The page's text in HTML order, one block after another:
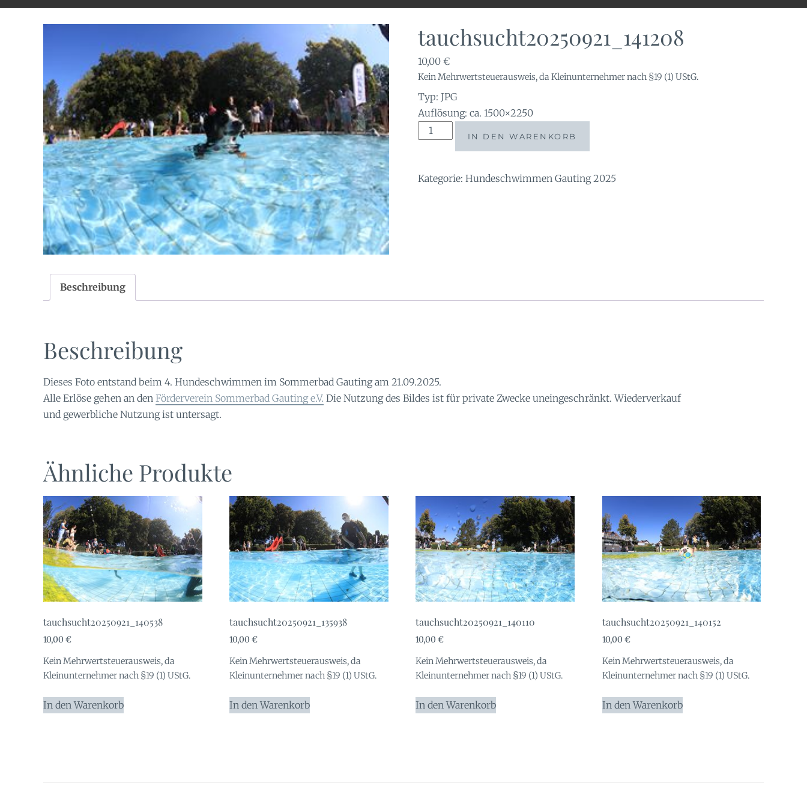
tauchsucht20250921_141208
10,00 €
Kein Mehrwertsteuerausweis, da Kleinunternehmer nach §19 (1) UStG.
Typ: JPG
Auflösung: ca. 1500×2250
tauchsucht20250921_141208
IN DEN WARENKORB
Kategorie: Hundeschwimmen Gauting 2025
Beschreibung
Beschreibung
Dieses Foto entstand beim 4. Hundeschwimmen im Sommerbad Gauting am 21.09.2025.
Alle Erlöse gehen an den Förderverein Sommerbad Gauting e.V. Die Nutzung des Bildes ist für private Zwecke uneingeschränkt. Wiederverkauf
und gewerbliche Nutzung ist untersagt.
Ähnliche Produkte
tauchsucht20250921_140538
10,00 €
Kein Mehrwertsteuerausweis, da
Kleinunternehmer nach §19 (1) UStG.
In den Warenkorb
tauchsucht20250921_135938
10,00€
Kein Mehrwertsteuerausweis, da
Kleinunternehmer nach §19 (1) UStG.
In den Warenkorb
tauchsucht20250921_140110
10,00€
Kein Mehrwertsteuerausweis, da
Kleinunternehmer nach §19 (1) UStG.
In den Warenkorb
tauchsucht20250921_140152
10,00 €
Kein Mehrwertsteuerausweis, da
Kleinunternehmer nach §19 (1) UStG.
In den Warenkorb